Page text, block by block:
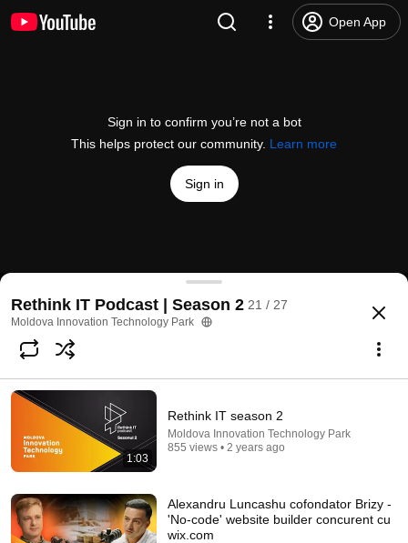
Open App
Sign in to confirm you’re not a bot
This helps protect our community. Learn more
Sign in
Project management, secrete din spatele
@MITPchannel 66 likes 1.2K views 2 years ago
Subscribe
Comments
Comment...
Rethink IT Podcast | Season 2 21 / 27
Moldova Innovation Technology Park
1:03
Rethink IT season 2
Moldova Innovation Technology Park
855 views • 2 years ago
Alexandru Luncashu cofondator Brizy -
'No-code' website builder concurent cu
wix.com